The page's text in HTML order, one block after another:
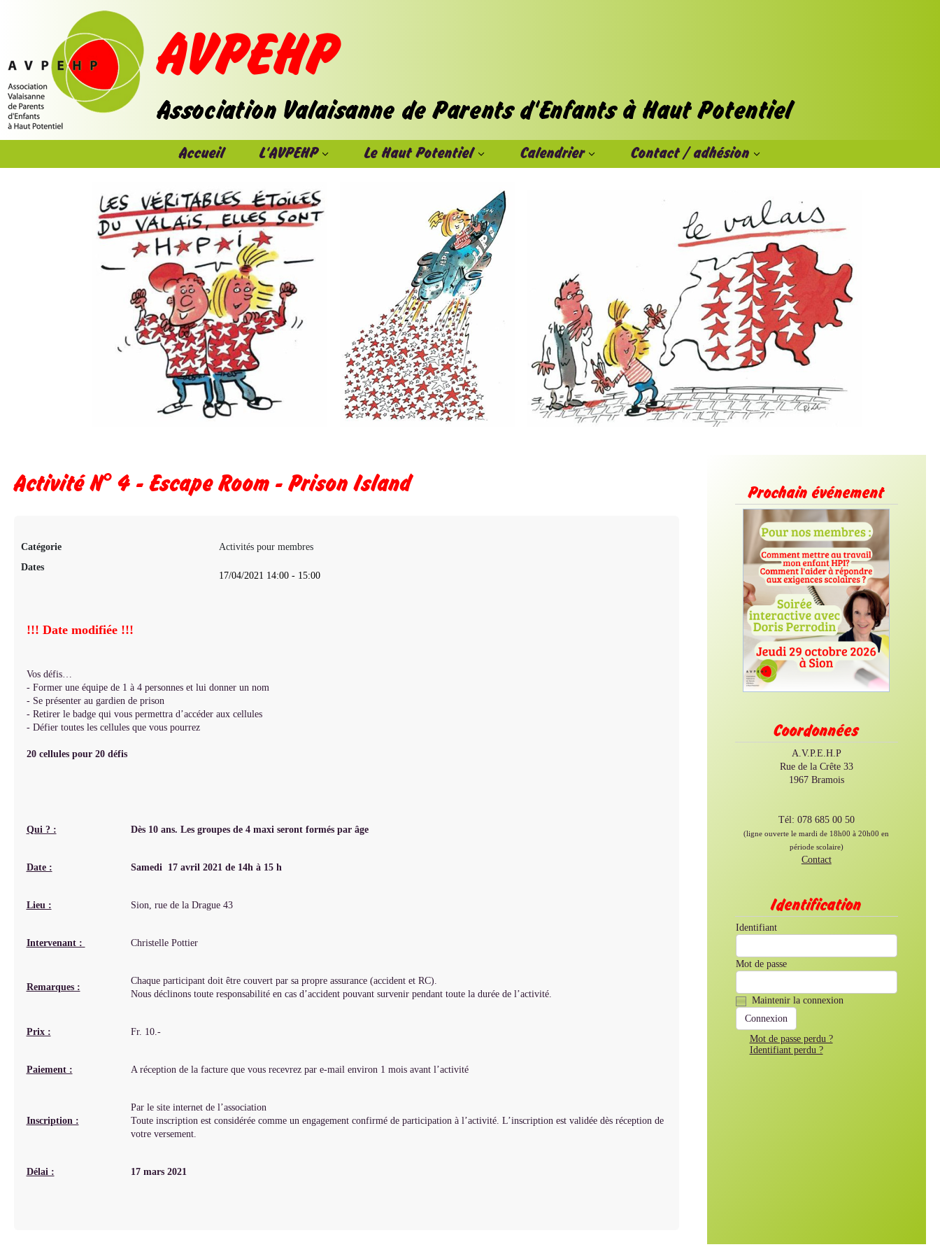
Accueil L'AVPEHP Le Haut Potentiel Calendrier Contact / adhésion
Activité N° 4 - Escape Room - Prison Island
Catégorie
Activités pour membres
Dates
17/04/2021 14:00- 15:00
!!! Date modifiée !!!
Vos défis…
- Former une équipe de 1 à 4 personnes et lui donner un nom
- Se présenter au gardien de prison
- Retirer le badge qui vous permettra d’accéder aux cellules
- Défier toutes les cellules que vous pourrez
20 cellules pour 20 défis
Qui ? : Dès 10 ans. Les groupes de 4 maxi seront formés par âge
Date : Samedi 17 avril 2021 de 14h à 15 h
Lieu : Sion, rue de la Drague 43
Intervenant : Christelle Pottier
Remarques :
Chaque participant doit être couvert par sa propre assurance (accident et RC).
Nous déclinons toute responsabilité en cas d’accident pouvant survenir pendant toute la durée de l’activité.
Prix : Fr. 10.-
Paiement : A réception de la facture que vous recevrez par e-mail environ 1 mois avant l’activité
Inscription :
Par le site internet de l’association
Toute inscription est considérée comme un engagement confirmé de participation à l’activité. L’inscription est validée dès réception de
votre versement.
Délai : 17 mars 2021
Prochain événement
Coordonnées
A.V.P.E.H.P
Rue de la Crête 33
1967 Bramois
Tél: 078 685 00 50
(ligne ouverte le mardi de 18h00 à 20h00 en
période scolaire)
Contact
Identification
Identifiant
Mot de passe
Maintenir la connexion
Mot de passe perdu ?
Identifiant perdu ?